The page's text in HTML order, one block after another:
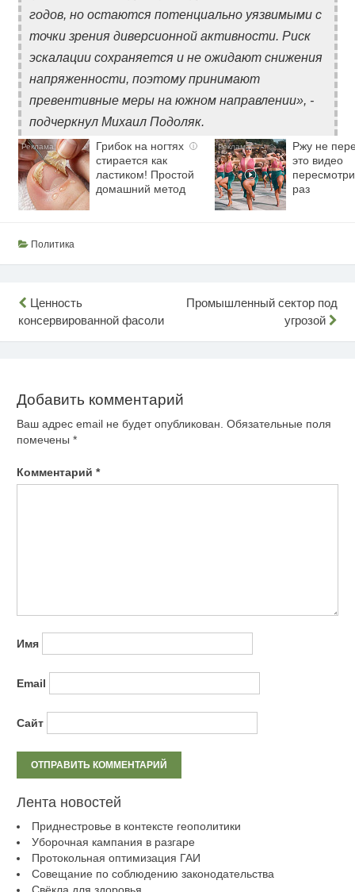
годов, но остаются потенциально уязвимыми с
точки зрения диверсионной активности. Риск
эскалации сохраняется и не ожидают снижения
напряженности, поэтому принимают
превентивные меры на южном направлении», -
подчеркнул Михаил Подоляк.
i
Грибок на ногтях
стирается как
ластиком! Простой
домашний метод
Ржу не
это видео
раз
Политика
Навигация
по
Ценность
консервированной фасоли
Промышленный сектор под
угрозой
Добавить комментарий
Ваш адрес email не будет опубликован. Обязательные поля
помечены *
Комментарий *
Имя
Email
Сайт
Лента новостей
Приднестровье в контексте геополитики
Уборочная кампания в разгаре
Протокольная оптимизация ГАИ
Совещание по соблюдению законодательства
Свёкла для здоровья